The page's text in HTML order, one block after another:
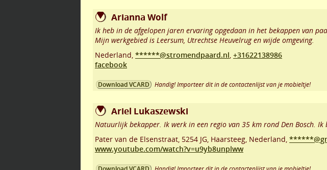
Arianna Wolf
Ik heb in de afgelopen jaren ervaring opgedaan in het bekappen van
Mijn werkgebied is Leersum, Utrechtse Heuvelrug en wijde omgeving.
Nederland, ******@stromendpaard.nl, +31622138986
facebook
Download VCARD Handig! Importeer dit in de contactenlijst van je mobieltje!
Ariel Lukaszewski
Natuurlijk bekapper. Ik werk in een regio van 35 km rond Den Bosch.
Pater van de Elsenstraat, 5254 JG, Haarsteeg, Nederland,
www.youtube.com/watch?v=u9yb8unplww